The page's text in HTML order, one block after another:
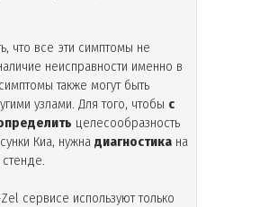
что все эти симптомы не
неисправности именно в
также могут быть
узлами. Для того, чтобы с
целесообразность
Киа, нужна диагностика на
сервисе используют только